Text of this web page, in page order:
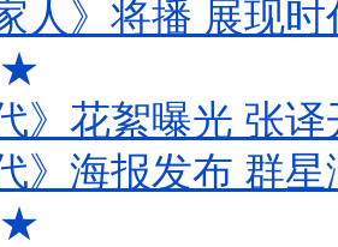
人》将播 展现
》花絮曝光 张
》海报发布 群